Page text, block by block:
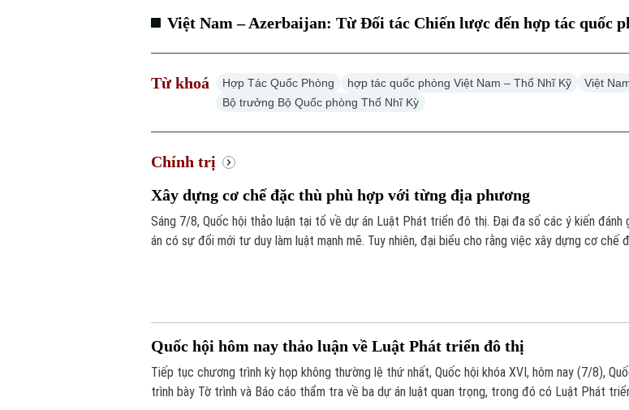
Việt Nam – Azerbaijan: Từ Đối tác Chiến lược đến hợp tác quốc
Từ khoá Hợp Tác Quốc Phòng hợp tác quốc phòng Việt Nam – Thổ Nhĩ Kỹ Việt
Bộ trưởng Bộ Quốc phòng Thổ Nhĩ Kỳ
Chính trị
Xây dựng cơ chế đặc thù phù hợp với từng địa phương
Sáng 7/8, Quốc hội thảo luận tại tổ về dự án Luật Phát triển đô thị. Đại đa số các ý kiến đánh
án có sự đổi mới tư duy làm luật mạnh mẽ. Tuy nhiên, đại biểu cho rằng việc xây dựng cơ chế
Quốc hội hôm nay thảo luận về Luật Phát triển đô thị
Tiếp tục chương trình kỳ họp không thường lệ thứ nhất, Quốc hội khóa XVI, hôm nay (7/8),
trình bày Tờ trình và Báo cáo thẩm tra về ba dự án luật quan trọng, trong đó có Luật Phát